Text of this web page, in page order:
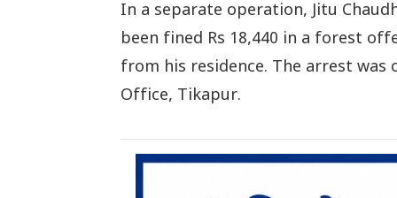
In a separate operation, Jitu
been fined Rs 18,440 in a forest
from his residence. The arrest
Office, Tikapur.